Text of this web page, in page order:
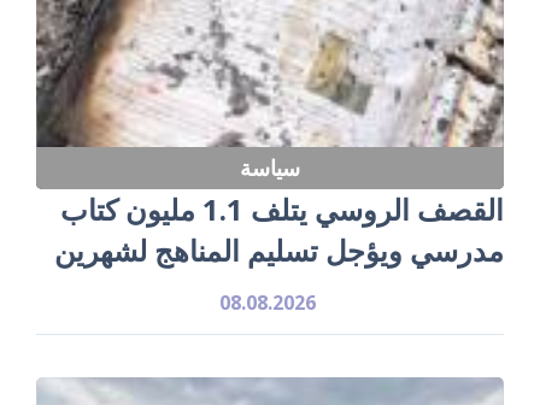
سياسة
القصف الروسي يتلف 1.1 مليون كتاب
مدرسي ويؤجل تسليم المناهج لشهرين
08.08.2026